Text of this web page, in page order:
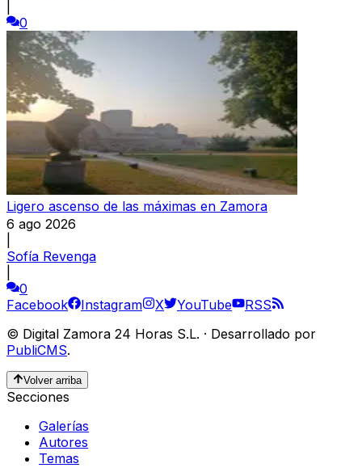
0
Ligero ascenso de las máximas en Zamora
6 ago 2026
Sofía Revenga
0
Facebook
Instagram X YouTube
RSS
© Digital Zamora 24 Horas S.L. · Desarrollado por
PubliCMS.
Volver arriba
Secciones
Galerías
Autores
Temas